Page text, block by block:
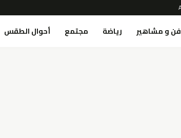
فن و مشاهير رياضة مجتمع أحوال الطقس